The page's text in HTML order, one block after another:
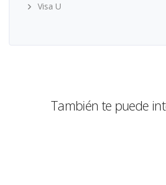
Visa U
También te puede